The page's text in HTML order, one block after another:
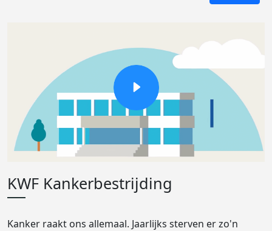
KWF Kankerbestrijding
Kanker raakt ons allemaal. Jaarlijks sterven er zo'n